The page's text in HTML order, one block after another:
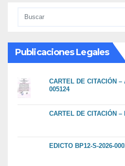
Publicaciones Legales
CARTEL DE CITACIÓN –
005124
CARTEL DE CITACIÓN –
EDICTO BP12-S-2026-